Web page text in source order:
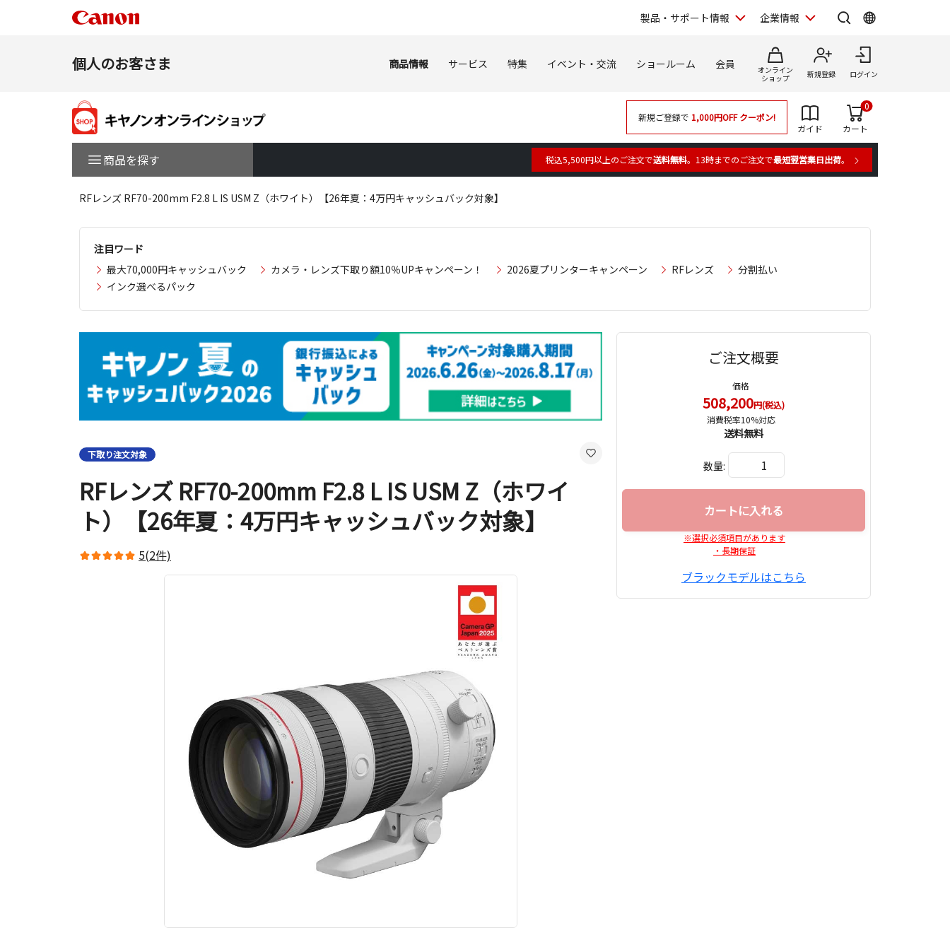
製品・サポート情報 企業情報
個人のお客さま 商品情報 サービス 特集 イベント・交流 ショールーム 会員
オンライン
ショップ
新規登録 ログイン
商品を探す
新規ご登録で 1,000円OFFクーポン!
ガイド
カート
0
税込5,500円以上のご注文で送料無料。13時までのご注文で最短翌営業日出荷。
RFレンズ RF70-200mm F2.8 L IS USM Z（ホワイト）【26年夏：4万円キャッシュバック対象】
注目ワード
最大70,000円キャッシュバック
カメラ・レンズ下取り額10％UPキャンペーン！ 2026夏プリンターキャンペーン RFレンズ
分割払い
インク選べるパック
下取り注文対象
RFレンズ RF70-200mm F2.8 L IS USM Z（ホワイ
ト）【26年夏：4万円キャッシュバック対象】
5(2件)
ご注文概要
価格
508,200円(税込)
消費税率10%対応
送料無料
数量:
カートに入れる
※選択必須項目があります
・長期保証
ブラックモデルはこちら